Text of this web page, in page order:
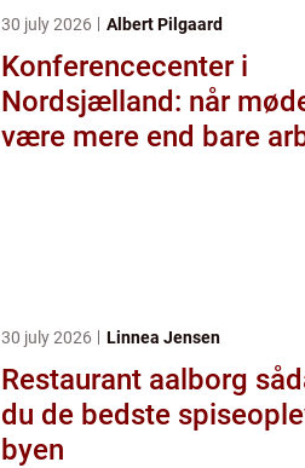
30 july 2026 Albert Pilgaard
Konferencecenter i
Nordsjælland: når
være mere end bare
30 july 2026 Linnea Jensen
Restaurant aalborg sådan finder
du de bedste
byen